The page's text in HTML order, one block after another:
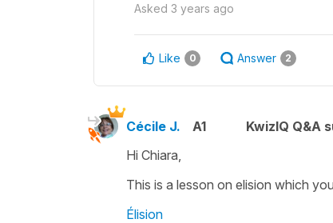
Asked 3 years ago
Like 0 Answer 2
Cécile J. A1 KwizIQ Q&A
Hi Chiara,
This is a lesson on elision which
Élision